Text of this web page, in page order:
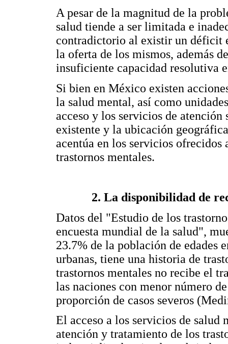
A pesar de la magnitud de la
salud tiende a ser limitada e
contradictorio al existir un déficit
la oferta de los mismos, además
insuficiente capacidad resolutiva
Si bien en México existen
la salud mental, así como
acceso y los servicios de
existente y la ubicación
acentúa en los servicios
trastornos mentales.
2. La disponibilidad de
Datos del "Estudio de los
encuesta mundial de la salud",
23.7% de la población de edades
urbanas, tiene una historia de
trastornos mentales no recibe el
las naciones con menor número
proporción de casos severos
El acceso a los servicios de salud
atención y tratamiento de los